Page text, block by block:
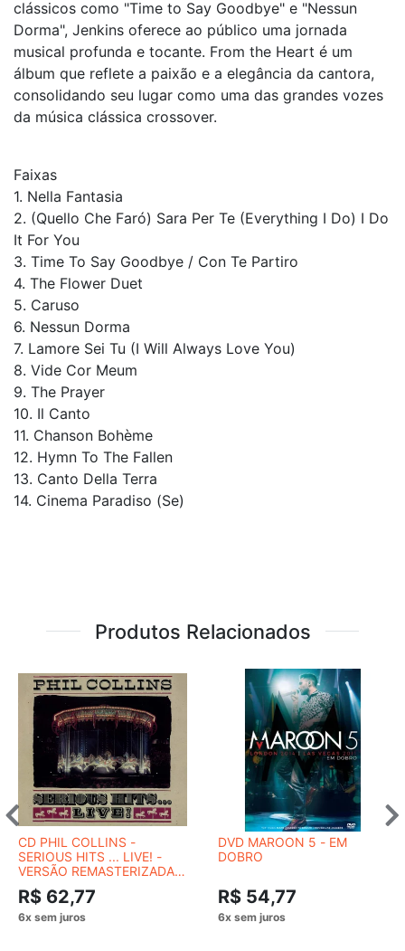
clássicos como "Time to Say Goodbye" e "Nessun
Dorma", Jenkins oferece ao público uma jornada
musical profunda e tocante. From the Heart é um
álbum que reflete a paixão e a elegância da cantora,
consolidando seu lugar como uma das grandes vozes
da música clássica crossover.
Faixas
1. Nella Fantasia
2. (Quello Che Faró) Sara Per Te (Everything I Do) I Do
It For You
3. Time To Say Goodbye / Con Te Partiro
4. The Flower Duet
5. Caruso
6. Nessun Dorma
7. Lamore Sei Tu (I Will Always Love You)
8. Vide Cor Meum
9. The Prayer
10. Il Canto
11. Chanson Bohème
12. Hymn To The Fallen
13. Canto Della Terra
14. Cinema Paradiso (Se)
Produtos Relacionados
CD PHIL COLLINS -
SERIOUS HITS ... LIVE! -
VERSÃO REMASTERIZADA
EM DIGIPACK
R$ 62,77
DVD MAROON 5 - EM
DOBRO
R$ 54,77